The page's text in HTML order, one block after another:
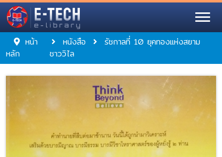
หน้า
หลัก
หนังสือ
รัชกาลที่ 10 ยุคทองแห่งสยาม
ชาววิไล